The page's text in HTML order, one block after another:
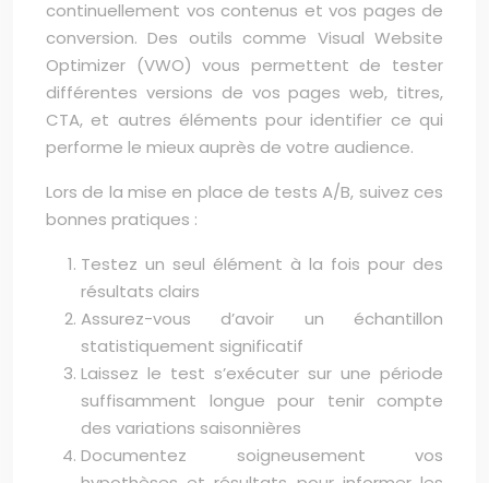
continuellement vos contenus et vos pages de
conversion. Des outils comme Visual Website
Optimizer (VWO) vous permettent de tester
différentes versions de vos pages web, titres,
CTA, et autres éléments pour identifier ce qui
performe le mieux auprès de votre audience.
Lors de la mise en place de tests A/B, suivez ces
bonnes pratiques :
Testez un seul élément à la fois pour des
résultats clairs
Assurez-vous d’avoir un échantillon
statistiquement significatif
Laissez le test s’exécuter sur une période
suffisamment longue pour tenir compte
des variations saisonnières
Documentez soigneusement vos